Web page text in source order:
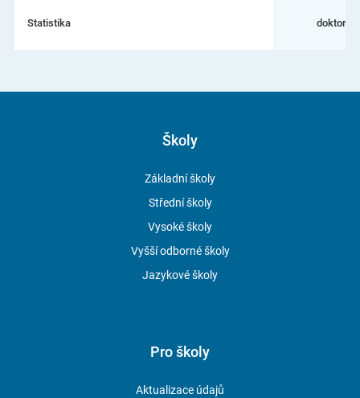
Statistika
Školy
Základní školy
Střední školy
Vysoké školy
Vyšší odborné školy
Jazykové školy
Pro školy
Aktualizace údajů